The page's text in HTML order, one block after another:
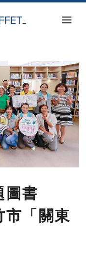
圖書
「關東